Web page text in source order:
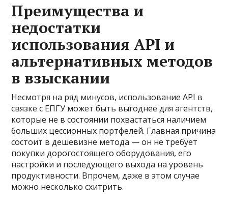
Преимущества и
недостатки
использования API и
альтернативных методов
в взыскании
Несмотря на ряд минусов, использование API в
связке с ЕПГУ может быть выгоднее для агентств,
которые не в состоянии похвастаться наличием
больших цессионных портфелей. Главная причина
состоит в дешевизне метода — он не требует
покупки дорогостоящего оборудования, его
настройки и последующего выхода на уровень
продуктивности. Впрочем, даже в этом случае
можно несколько схитрить.